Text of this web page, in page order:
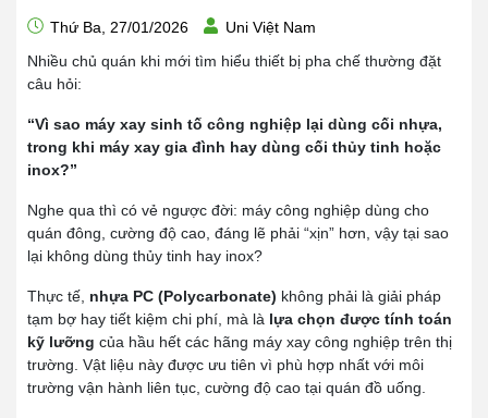
Thứ Ba, 27/01/2026
Uni Việt Nam
Nhiều chủ quán khi mới tìm hiểu thiết bị pha chế thường đặt
câu hỏi:
“Vì sao máy xay sinh tố công nghiệp lại dùng cối nhựa,
trong khi máy xay gia đình hay dùng cối thủy tinh hoặc
inox?”
Nghe qua thì có vẻ ngược đời: máy công nghiệp dùng cho
quán đông, cường độ cao, đáng lẽ phải “xịn” hơn, vậy tại sao
lại không dùng thủy tinh hay inox?
Thực tế, nhựa PC (Polycarbonate) không phải là giải pháp
tạm bợ hay tiết kiệm chi phí, mà là lựa chọn được tính toán
kỹ lưỡng của hầu hết các hãng máy xay công nghiệp trên thị
trường. Vật liệu này được ưu tiên vì phù hợp nhất với môi
trường vận hành liên tục, cường độ cao tại quán đồ uống.